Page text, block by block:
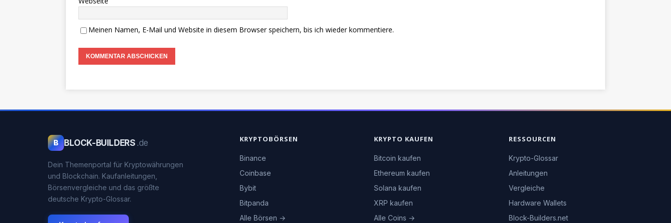
Meinen Namen, E-Mail und Website in diesem Browser speichern, bis ich wieder kommentiere.
B BLOCK-BUILDERS .de
Dein Themenportal für Kryptowährungen
und Blockchain. Kaufanleitungen,
Börsenvergleiche und das größte
deutsche Krypto-Glossar.
KRYPTOBÖRSEN
Binance
Coinbase
Bybit
Bitpanda
Alle Börsen →
KRYPTO KAUFEN
Bitcoin kaufen
Ethereum kaufen
Solana kaufen
XRP kaufen
Alle Coins →
RESSOURCEN
Krypto-Glossar
Anleitungen
Vergleiche
Hardware Wallets
Block-Builders.net